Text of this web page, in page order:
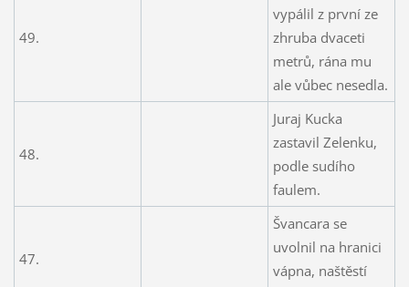
49.
vypálil z první ze
zhruba dvaceti
metrů, rána mu
ale vůbec nesedla.
48.
Juraj Kucka
zastavil Zelenku,
podle sudího
faulem.
47.
Švancara se
uvolnil na hranici
vápna, naštěstí